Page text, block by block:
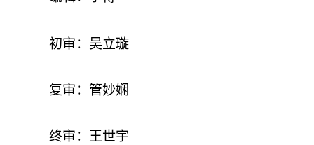
初审：吴立璇
复审：管妙娴
终审：王世宇